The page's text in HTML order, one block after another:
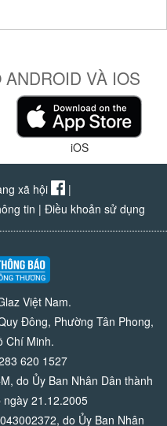
VÀ IOS
iOS
xã hội
|
tin | Điều khoản sử dụng
Việt Nam.
Đông, Phường Tân Phong,
Chí Minh.
620 1527
do Ủy Ban Nhân Dân thành
21.12.2005
do Ủy Ban Nhân